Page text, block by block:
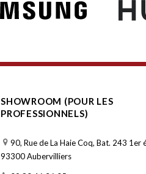
SHOWROOM (POUR LES
PROFESSIONNELS)
90, Rue de La Haie Coq, Bat. 243 1er
93300 Aubervilliers